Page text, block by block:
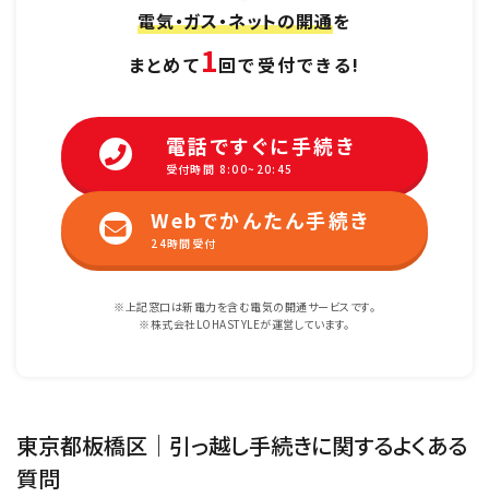
電気・ガス・ネットの開通を
まとめて1回で受付できる!
電話ですぐに手続き
受付時間 8:00~20:45
Webでかんたん手続き
24時間受付
※上記窓口は新電力を含む電気の開通サービスです。
※株式会社LOHASTYLEが運営しています。
東京都板橋区｜引っ越し手続きに関するよくある
質問